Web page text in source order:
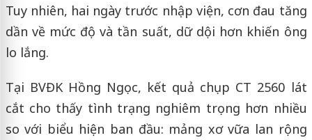
Tuy nhiên, hai ngày trước nhập viện, cơn đau tăng
dần về mức độ và tần suất, dữ dội hơn khiến ông
lo lắng.
Tại BVĐK Hồng Ngọc, kết quả chụp CT 2560 lát
cắt cho thấy tình trạng nghiêm trọng hơn nhiều
so với biểu hiện ban đầu: mảng xơ vữa lan rộng